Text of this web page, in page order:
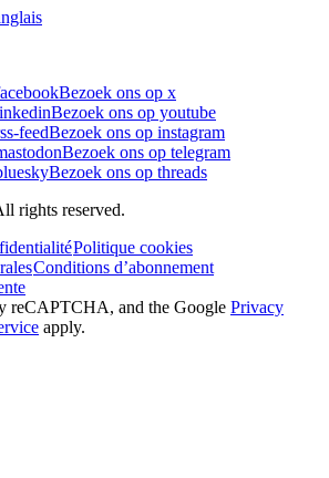
Bezoek ons op x
Bezoek ons op youtube
feedBezoek ons op instagram
Bezoek ons op telegram
Bezoek ons op threads
rights reserved.
Politique cookies
Conditions d’abonnement
reCAPTCHA, and the Google Privacy
apply.